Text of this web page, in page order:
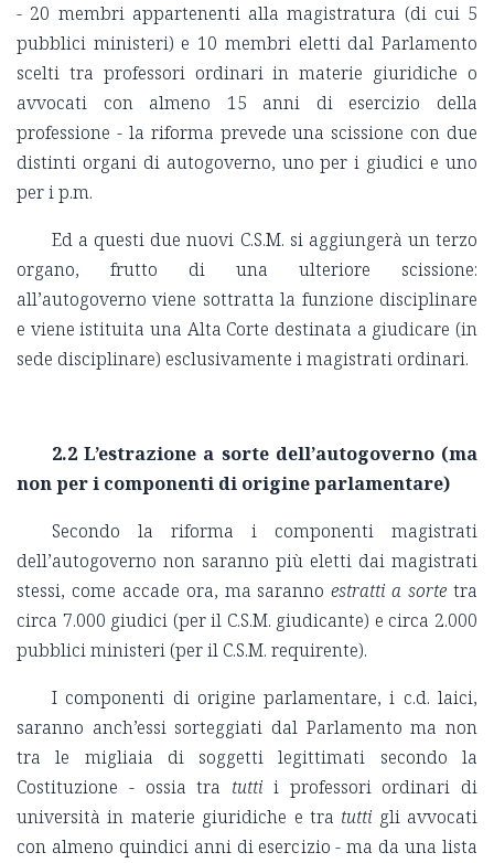
- 20 membri appartenenti alla magistratura (di cui 5
pubblici ministeri) e 10 membri eletti dal Parlamento
scelti tra professori ordinari in materie giuridiche o
avvocati con almeno 15 anni di esercizio della
professione - la riforma prevede una scissione con due
distinti organi di autogoverno, uno per i giudici e uno
per i p.m.
Ed a questi due nuovi C.S.M. si aggiungerà un terzo
organo, frutto di una ulteriore scissione:
all’autogoverno viene sottratta la funzione disciplinare
e viene istituita una Alta Corte destinata a giudicare (in
sede disciplinare) esclusivamente i magistrati ordinari.
2.2 L’estrazione a sorte dell’autogoverno (ma
non per i componenti di origine parlamentare)
Secondo la riforma i componenti magistrati
dell’autogoverno non saranno più eletti dai magistrati
stessi, come accade ora, ma sarannoestratti a sorte tra
circa 7.000 giudici (per il C.S.M. giudicante) e circa 2.000
pubblici ministeri (per il C.S.M. requirente).
I componenti di origine parlamentare, i c.d. laici,
saranno anch’essi sorteggiati dal Parlamento ma non
tra le migliaia di soggetti legittimati secondo la
Costituzione - ossia tra tutti i professori ordinari di
università in materie giuridiche e tra tutti gli avvocati
con almeno quindici anni di esercizio - ma da una lista